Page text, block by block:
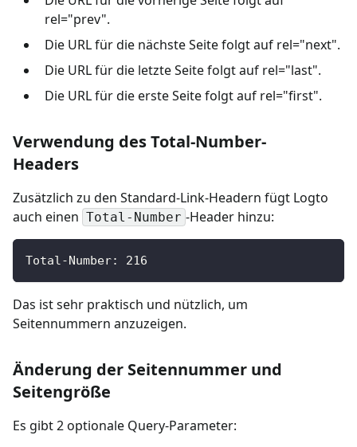
rel="prev".
Die URL für die nächste Seite folgt auf rel="next".
Die URL für die letzte Seite folgt auf rel="last".
Die URL für die erste Seite folgt auf rel="first".
Verwendung des Total-Number-
Headers
Zusätzlich zu den Standard-Link-Headern fügt Logto
auch einen Total-Number -Header hinzu:
Total-Number: 216
Das ist sehr praktisch und nützlich, um
Seitennummern anzuzeigen.
Änderung der Seitennummer und
Seitengröße
Es gibt 2 optionale Query-Parameter: